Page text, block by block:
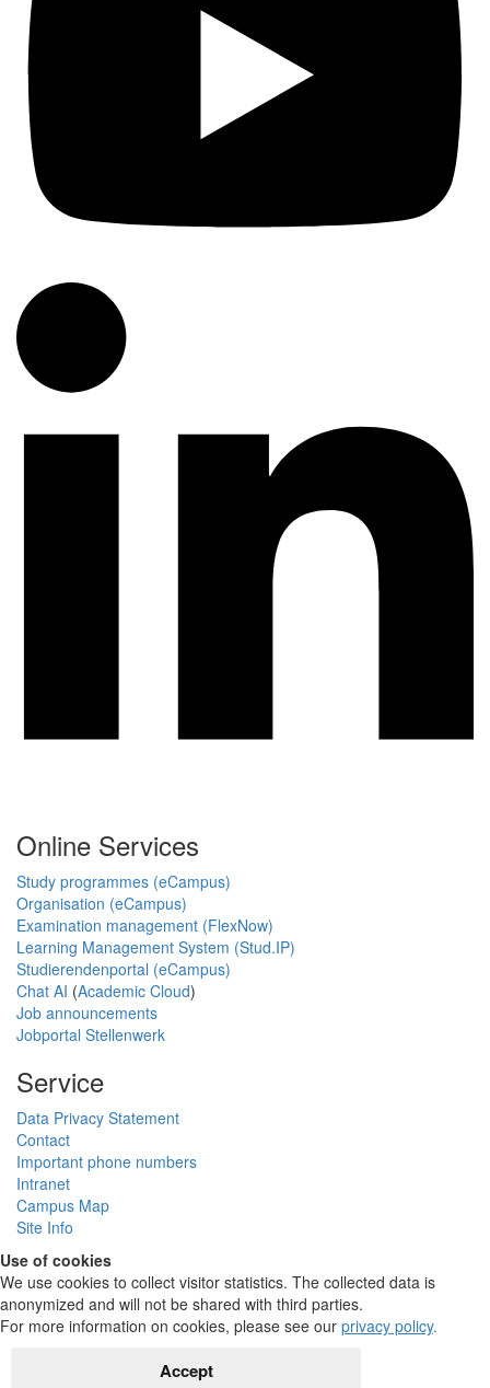
Online Services
Study programmes (eCampus)
Organisation (eCampus)
Examination management (FlexNow)
Learning Management System (Stud.IP)
Studierendenportal (eCampus)
Chat AI (Academic Cloud)
Job announcements
Jobportal Stellenwerk
Service
Data Privacy Statement
Contact
Important phone numbers
Intranet
Campus Map
Site Info
Use of cookies
We use cookies to collect visitor statistics. The collected data is
anonymized and will not be shared with third parties.
For more information on cookies, please see our privacy policy.
Accept